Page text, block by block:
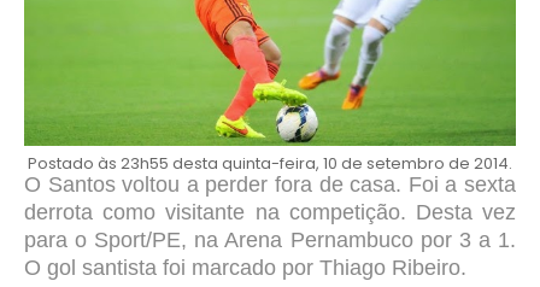
Postado às 23h55 desta quinta-feira, 10 de setembro de 2014.
O Santos voltou a perder fora de casa. Foi a sexta
derrota como visitante na competição. Desta vez
para o Sport/PE, na Arena Pernambuco por 3 a 1.
O gol santista foi marcado por Thiago Ribeiro.